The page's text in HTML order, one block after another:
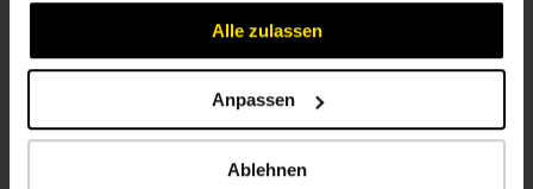
Alle zulassen
Anpassen
Ablehnen
Über uns